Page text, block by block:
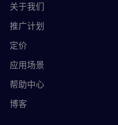
关于我们
推广计划
定价
应用场景
帮助中心
博客